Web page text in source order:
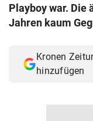
© Krone Multimedia
Playboy war. Die
Jahren kaum
Kronen
hinzufügen